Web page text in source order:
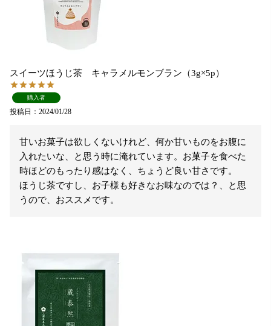
スイーツほうじ茶 キャラメルモンブラン（3g×5p）
購入者
投稿日 2024/01/28
甘いお菓子は欲しくないけれど、何か甘いものをお腹に
入れたいな、と思う時に淹れています。お菓子を食べた
時ほどのもったり感はなく、ちょうど良い甘さです。
ほうじ茶ですし、お子様も好きなお味なのでは？、と思
うので、おススメです。